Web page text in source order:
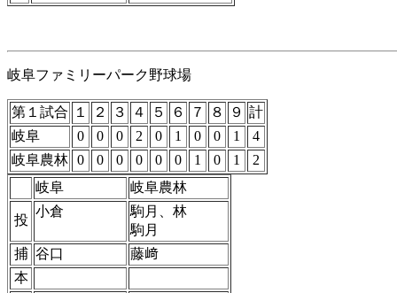
岐阜ファミリーパーク野球場
第１試合 １ ２ ３ ４ ５ ６ ７ ８ ９ 計
岐阜
0 0 0 2 0 1 0 0 1
4
岐阜農林 0 0 0 0 0 0 1 0 1
2
岐阜
岐阜農林
投
小倉
駒月、林
駒月
捕 谷口
藤﨑
本